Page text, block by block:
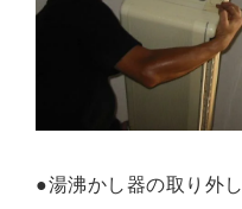
●湯沸かし器の取り外し